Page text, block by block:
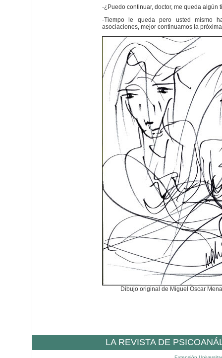
-¿Puedo continuar, doctor, me queda algún
-Tiempo le queda pero usted mismo
asociaciones, mejor continuamos la
Dibujo original de Miguel Oscar
LA REVISTA DE